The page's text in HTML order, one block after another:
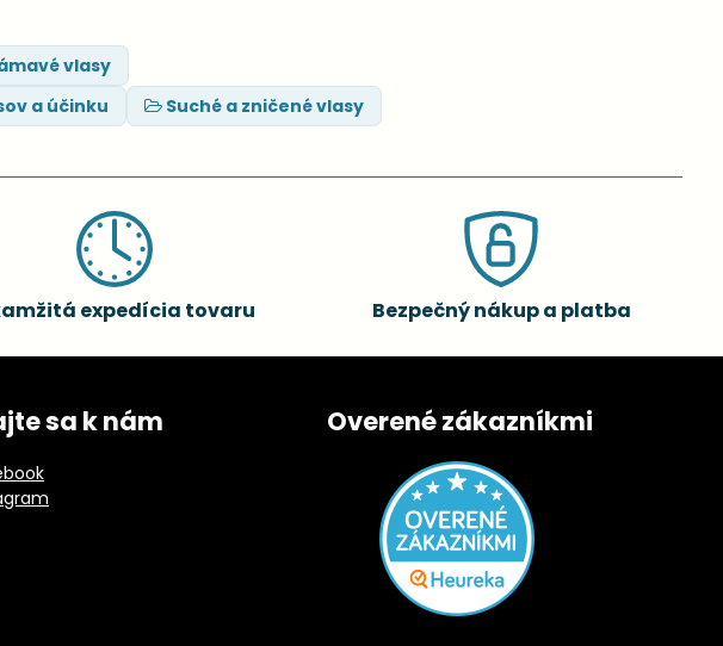
vlasy
a účinku Suché a zničené vlasy
expedícia tovaru Bezpečný nákup a platba
sa k nám Overené zákazníkmi